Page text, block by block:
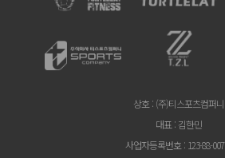
상호 : (주)티스포츠컴퍼니
대표 : 김한민
사업자등록번호 : 123-88-